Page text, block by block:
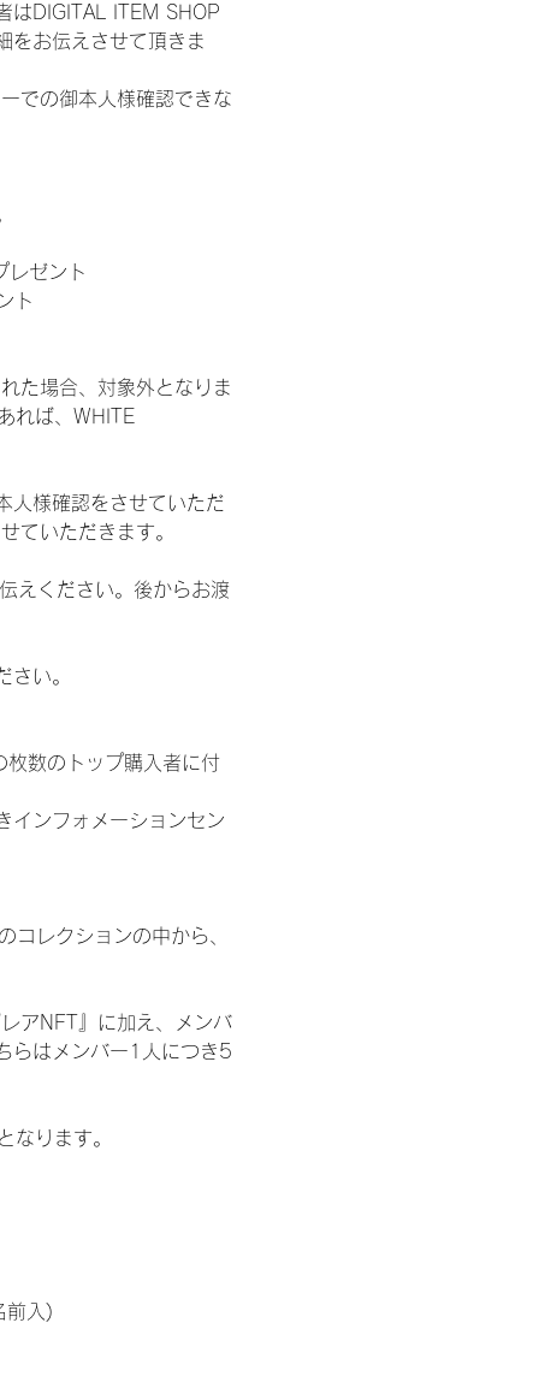
はDIGITAL ITEM SHOP
をお伝えさせて頂きま
での御本人様確認できな
レゼント
ト
た場合、対象外となりま
れば、WHITE
人様確認をさせていただ
ていただきます。
えください。後からお渡
い。
数のトップ購入者に付
インフォメーションセン
レクションの中から、
アNFT』に加え、メンバ
らはメンバー1人につき5
なります。
前入)